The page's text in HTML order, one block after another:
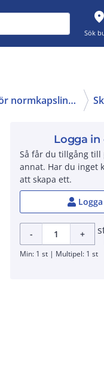
place
Sök
Tillbehör normkapslingar
Logga
Så får du tillgång till
annat. Har du inget
att skapa ett.
- +
Min: 1 st | Multipel: 1 st